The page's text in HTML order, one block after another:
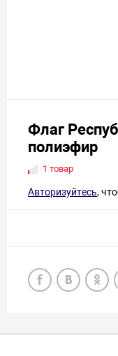
Флаг
полиэфир
1 товар
Авторизуйтесь,